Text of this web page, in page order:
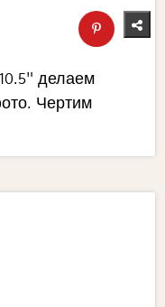
делаем
Чертим